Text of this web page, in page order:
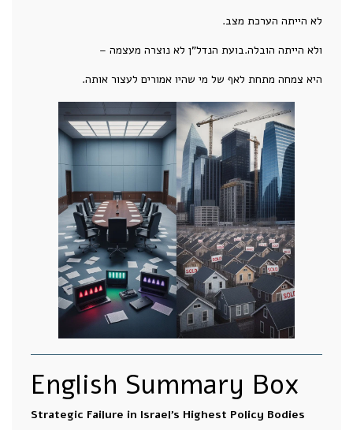
לא הייתה הערכת מצב.
ולא הייתה הובלה.בועת הנדל"ן לא נוצרה מעצמה –
היא צמחה מתחת לאף של מי שהיו אמורים לעצור אותה.
English Summary Box
Strategic Failure in Israel’s Highest Policy Bodies